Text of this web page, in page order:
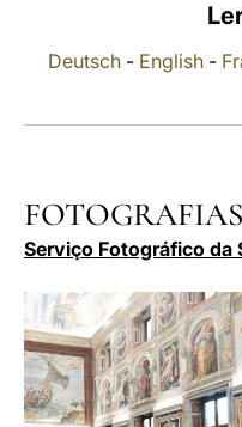
Deutsch - English -
FOTOGRAFIAS
Serviço Fotográfico da